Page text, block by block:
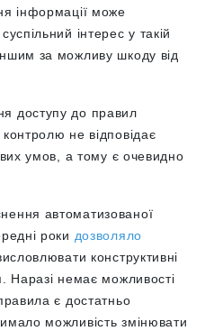
інформації може
інтерес у такій
за можливу шкоду від
доступу до правил
не відповідає
умов, а тому є очевидно
автоматизованої
роки дозволяло
конструктивні
Наразі немає можливості
є достатньо
можливість змінювати